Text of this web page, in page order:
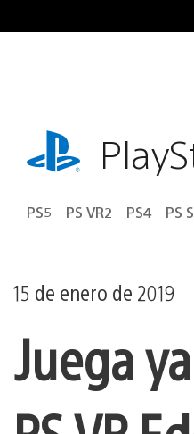
al
playstation.com
PS5 PS VR2 PS4 PS
15 de enero de 2019
Juega